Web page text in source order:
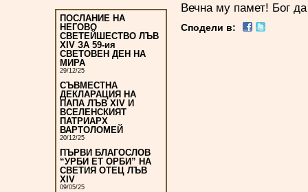
ПОСЛАНИЕ НА
НЕГОВО
СВЕТЕЙШЕСТВО ЛЪВ
XIV ЗА 59-ия
СВЕТОВЕН ДЕН НА
МИРА
29/12/25
СЪВМЕСТНА
ДЕКЛАРАЦИЯ НА
ПАПА ЛЪВ XIV И
ВСЕЛЕНСКИЯТ
ПАТРИАРХ
ВАРТОЛОМЕЙ
20/12/25
ПЪРВИ БЛАГОСЛОВ
“УРБИ ЕТ ОРБИ” НА
СВЕТИЯ ОТЕЦ ЛЪВ
XIV
09/05/25
Вечна му памет! Бог
Сподели в: